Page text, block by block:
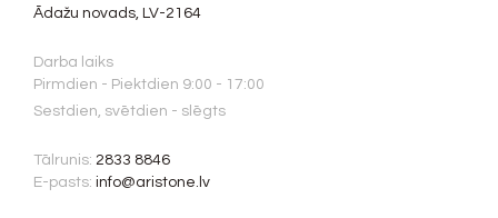
Ādažu novads, LV-2164
Darba laiks
Pirmdien - Piektdien 9:00 - 17:00
Sestdien, svētdien - slēgts
Tālrunis: 2833 8846
E-pasts: info@aristone.lv